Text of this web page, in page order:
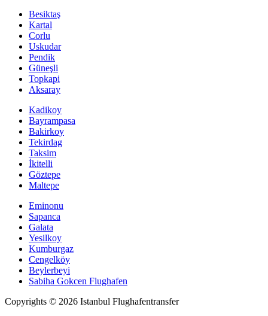
Besiktaş
Kartal
Corlu
Uskudar
Pendik
Güneşli
Topkapi
Aksaray
Kadikoy
Bayrampasa
Bakirkoy
Tekirdag
Taksim
İkitelli
Göztepe
Maltepe
Eminonu
Sapanca
Galata
Yesilkoy
Kumburgaz
Cengelköy
Beylerbeyi
Sabiha Gokcen Flughafen
Copyrights © 2026 Istanbul Flughafentransfer